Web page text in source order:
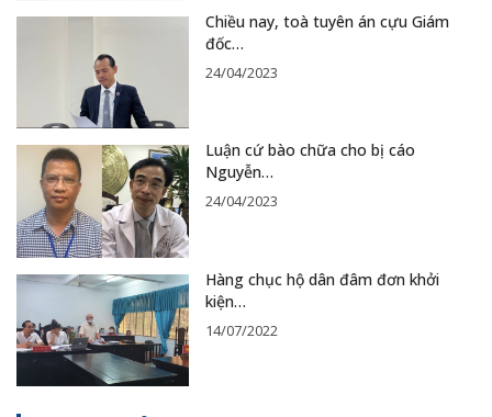
Chiều nay, toà tuyên án cựu Giám
đốc…
24/04/2023
Luận cứ bào chữa cho bị cáo
Nguyễn…
24/04/2023
Hàng chục hộ dân đâm đơn khởi
kiện…
14/07/2022